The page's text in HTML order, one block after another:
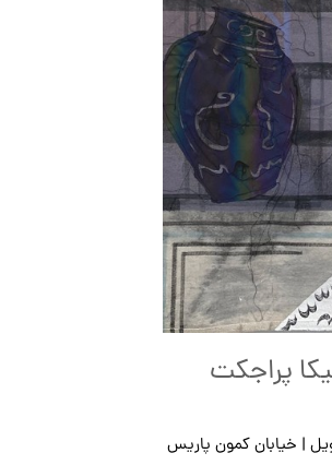
پراجکت
| خیابان کمون پاریس